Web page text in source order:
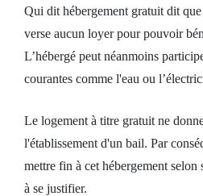
Qui dit hébergement gratuit dit
verse aucun loyer pour pouvoir
L’hébergé peut néanmoins
courantes comme l'eau ou
Le logement à titre gratuit ne
l'établissement d'un bail. Par
mettre fin à cet hébergement
à se justifier.